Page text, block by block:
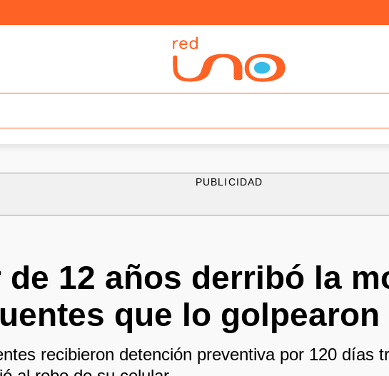
PUBLICIDAD
de 12 años derribó la
que lo
recibieron detención preventiva por 120 días